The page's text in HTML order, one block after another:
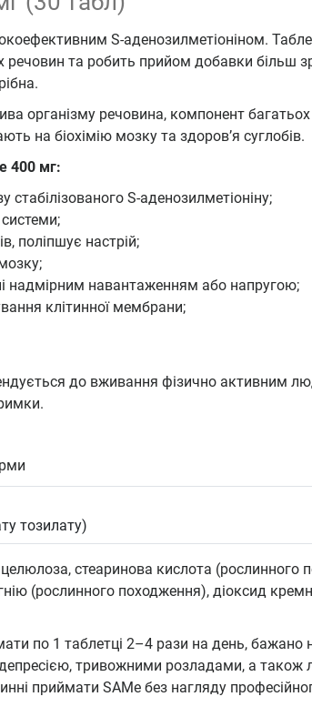
S-аденозилметіоніном.
речовин та робить прийом добавки більш
організму речовина, компонент багатьох
на біохімію мозку та здоров’я суглобів.
400 мг:
S-аденозилметіоніну;
поліпшує настрій;
надмірним навантаженням або напругою;
клітинної мембрани;
до вживання фізично активним
тозилату)
стеаринова кислота (рослинного
(рослинного походження), діоксид
по 1 таблетці 2–4 рази на день, бажано
тривожними розладами, а також
приймати SAMе без нагляду